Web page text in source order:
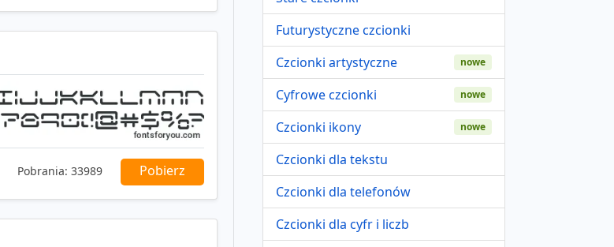
Pobrania: 33989 Pobierz
Futurystyczne czcionki
Czcionki artystyczne
nowe
Cyfrowe czcionki nowe
Czcionki ikony nowe
Czcionki dla tekstu
Czcionki dla telefonów
Czcionki dla cyfr i liczb